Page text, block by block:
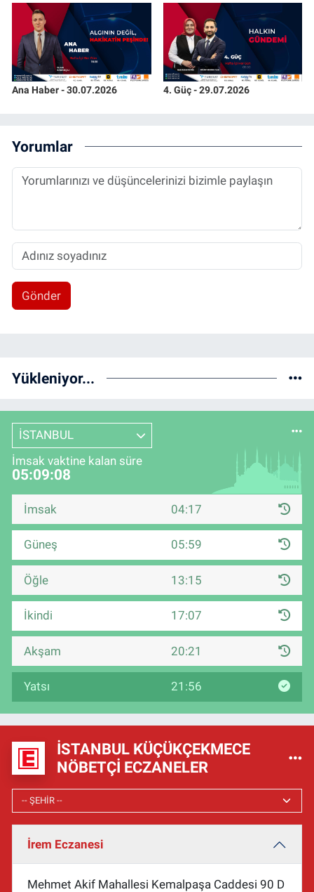
Ana Haber - 30.07.2026 4. Güç - 29.07.2026
Yorumlar
Gönder
Yükleniyor...
İSTANBUL
İmsak vaktine kalan süre
05:09:08
İmsak 04:17
Güneş 05:59
Öğle 13:15
İkindi 17:07
Akşam 20:21
Yatsı 21:56
İSTANBUL KÜÇÜKÇEKMECE
NÖBETÇI ECZANELER
İrem Eczanesi
Mehmet Akif Mahallesi Kemalpaşa Caddesi 90 D